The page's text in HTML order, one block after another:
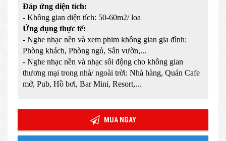
Đáp ứng diện tích:
- Không gian diện tích: 50-60m2/ loa
Ứng dụng thực tế:
- Nghe nhạc nền và xem phim không gian gia đình:
Phòng khách, Phòng ngủ, Sân vườn,...
- Nghe nhạc nền và nhạc sôi động cho không gian
thương mại trong nhà/ ngoài trời: Nhà hàng, Quán Cafe
mở, Pub, Hồ bơi, Bar Mini, Resort,...
MUA NGAY